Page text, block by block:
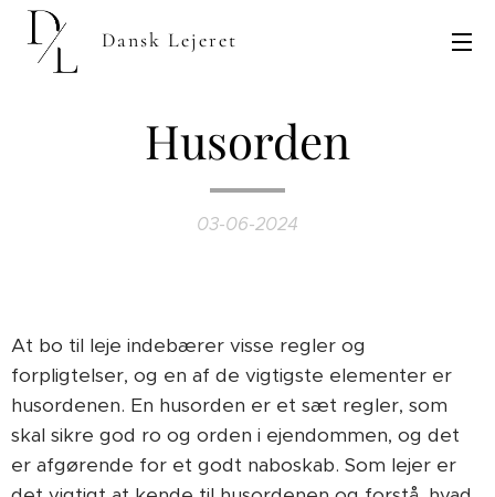
Dansk Lejeret
Husorden
03-06-2024
At bo til leje indebærer visse regler og
forpligtelser, og en af de vigtigste elementer er
husordenen. En husorden er et sæt regler, som
skal sikre god ro og orden i ejendommen, og det
er afgørende for et godt naboskab. Som lejer er